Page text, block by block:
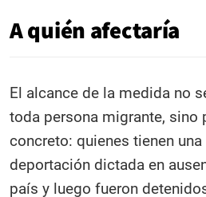
A quién afectaría
El alcance de la medida no
toda persona migrante, sino
concreto: quienes tienen
deportación dictada en
país y luego fueron